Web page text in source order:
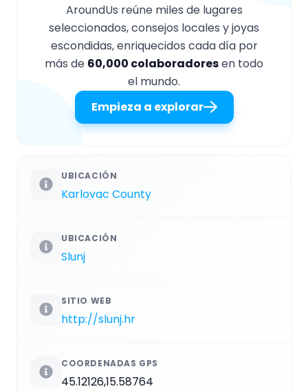
AroundUs reúne miles de lugares
seleccionados, consejos locales y joyas
escondidas, enriquecidos cada día por
más de 60,000 colaboradoresen todo
el mundo.
Empieza a explorar
UBICACIÓN
Karlovac County
UBICACIÓN
Slunj
SITIO WEB
http://slunj.hr
COORDENADAS GPS
45.12126,15.58764